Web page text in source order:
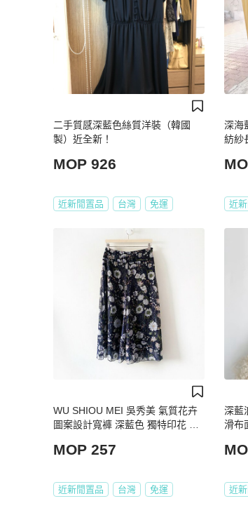
二手質感深藍色絲質洋裝（韓國
製）近全新！
MOP 926
近新閒置品 台灣 免運
深海
紡紗
近
WU SHIOU MEI 吳秀美 氣質花卉
圖案設計寬褲 深藍色 獨特印花 柔
羊】二手褲
MOP 257
近新閒置品 台灣 免運
深藍
滑布
近